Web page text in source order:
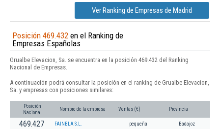
Ver Ranking de Empresas de Madrid
Posición 469.432 en el Ranking de
Empresas Españolas
Grualbe Elevacion, Sa. se encuentra en la posición 469.432 del Ranking
Nacional de Empresas.
A continuación podrá consultar la posición en el ranking de Grualbe Elevacion,
Sa. y empresas con posiciones similares:
Posición
Nacional
Nombre de la empresa Ventas (€) Provincia
469.427 FAINBLA S.L. pequeña Badajoz